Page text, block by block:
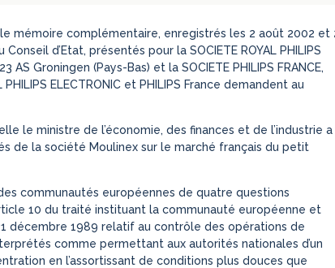
le mémoire complémentaire, enregistrés les 2 août 2002 et
d’Etat, présentés pour la SOCIETE ROYAL PHILIPS
Groningen (Pays-Bas) et la SOCIETE PHILIPS FRANCE,
ELECTRONIC et PHILIPS France demandent au
le ministre de l’économie, des finances et de l’industrie a
de la société Moulinex sur le marché français du petit
communautés européennes de quatre questions
10 du traité instituant la communauté européenne et
décembre 1989 relatif au contrôle des opérations de
comme permettant aux autorités nationales d’un
en l’assortissant de conditions plus douces que